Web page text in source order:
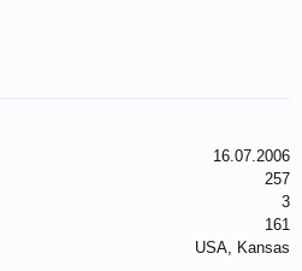
16.07.2006
257
3
161
USA, Kansas